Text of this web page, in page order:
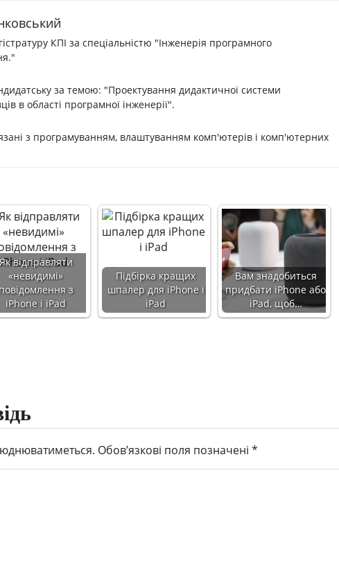
КПІ за спеціальністю "Інженерія програмного
за темою: "Проектування дидактичної системи
в області програмної інженерії".
з програмуванням, влаштуванням комп'ютерів і комп'ютерних
Як відправляти
«невидимі»
повідомлення з
iPhone і iPad
Підбірка кращих
шпалер для iPhone і
iPad
Вам знадобиться
придбати iPhone або
iPad, щоб…
Обов’язкові поля позначені *